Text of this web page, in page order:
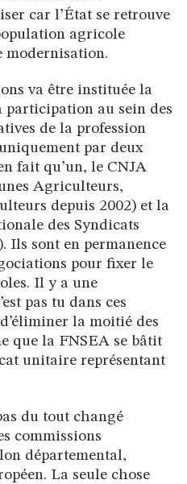
car l’État se retrouve
agricole
modernisation.
va être instituée la
participation au sein des
de la profession
par deux
fait qu’un, le CNJA
Agriculteurs,
depuis 2002) et la
des Syndicats
Ils sont en permanence
pour fixer le
Il y a une
pas tu dans ces
la moitié des
que la FNSEA se bâtit
unitaire représentant
du tout changé
commissions
départemental,
La seule chose